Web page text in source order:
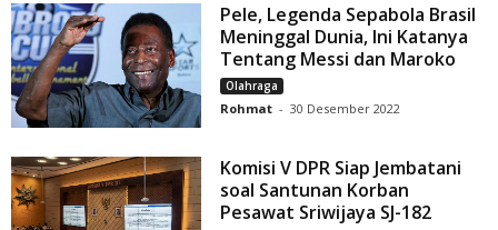
Pele, Legenda Sepabola Brasil
Meninggal Dunia, Ini Katanya
Tentang Messi dan Maroko
Olahraga
Rohmat - 30 Desember 2022
Komisi V DPR Siap Jembatani
soal Santunan Korban
Pesawat Sriwijaya SJ-182